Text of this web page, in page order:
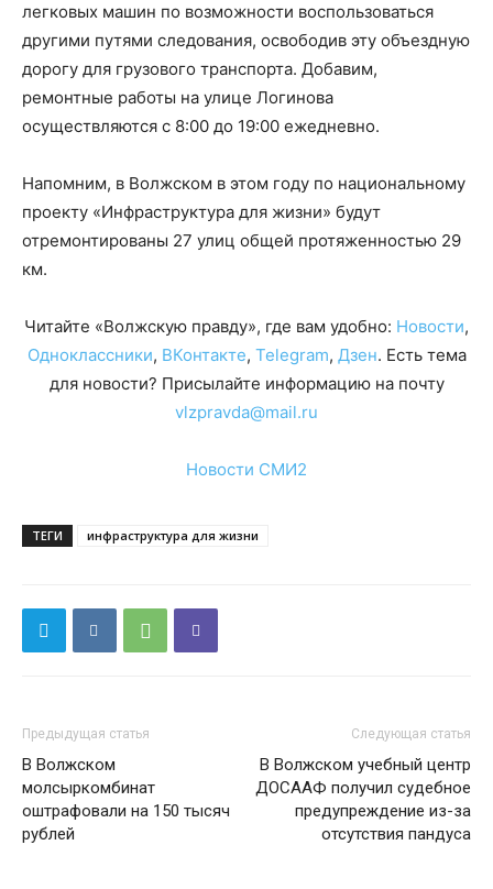
легковых машин по возможности воспользоваться
другими путями следования, освободив эту объездную
дорогу для грузового транспорта. Добавим,
ремонтные работы на улице Логинова
осуществляются с 8:00 до 19:00 ежедневно.
Напомним, в Волжском в этом году по национальному
проекту «Инфраструктура для жизни» будут
отремонтированы 27 улиц общей протяженностью 29
км.
Читайте «Волжскую правду», где вам удобно: Новости,
Одноклассники, ВКонтакте, Telegram, Дзен. Есть тема
для новости? Присылайте информацию на почту
vlzpravda@mail.ru
Новости СМИ2
ТЕГИ инфраструктура для жизни
Предыдущая статья
В Волжском
молсыркомбинат
оштрафовали на 150 тысяч
рублей
Следующая статья
В Волжском учебный центр
ДОСААФ получил судебное
предупреждение из-за
отсутствия пандуса